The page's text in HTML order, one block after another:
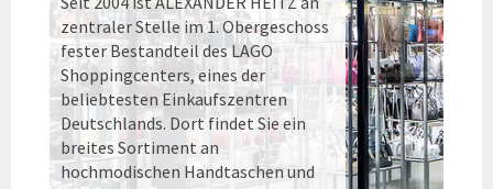
zentraler Stelle im 1. Obergeschoss
fester Bestandteil des LAGO
Shoppingcenters, eines der
beliebtesten Einkaufszentren
Deutschlands. Dort findet Sie ein
breites Sortiment an
hochmodischen Handtaschen und